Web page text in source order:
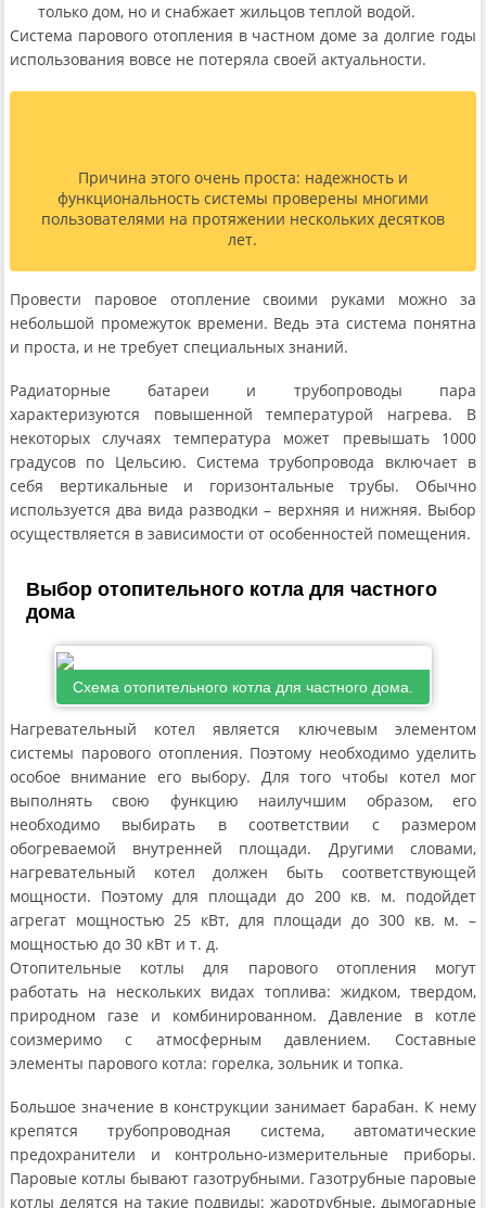
только дом, но и снабжает жильцов теплой водой.
Система парового отопления в частном доме за долгие годы
использования вовсе не потеряла своей актуальности.
Причина этого очень проста: надежность и
функциональность системы проверены многими
пользователями на протяжении нескольких десятков
лет.
Провести паровое отопление своими руками можно за
небольшой промежуток времени. Ведь эта система понятна
и проста, и не требует специальных знаний.
Радиаторные батареи и трубопроводы пара
характеризуются повышенной температурой нагрева. В
некоторых случаях температура может превышать 1000
градусов по Цельсию. Система трубопровода включает в
себя вертикальные и горизонтальные трубы. Обычно
используется два вида разводки – верхняя и нижняя. Выбор
осуществляется в зависимости от особенностей помещения.
Выбор отопительного котла для частного
дома
Схема отопительного котла для частного дома.
Нагревательный котел является ключевым элементом
системы парового отопления. Поэтому необходимо уделить
особое внимание его выбору. Для того чтобы котел мог
выполнять свою функцию наилучшим образом, его
необходимо выбирать в соответствии с размером
обогреваемой внутренней площади. Другими словами,
нагревательный котел должен быть соответствующей
мощности. Поэтому для площади до 200 кв. м. подойдет
агрегат мощностью 25 кВт, для площади до 300 кв. м. –
мощностью до 30 кВт и т. д.
Отопительные котлы для парового отопления могут
работать на нескольких видах топлива: жидком, твердом,
природном газе и комбинированном. Давление в котле
соизмеримо с атмосферным давлением. Составные
элементы парового котла: горелка, зольник и топка.
Большое значение в конструкции занимает барабан. К нему
крепятся трубопроводная система, автоматические
предохранители и контрольно-измерительные приборы.
Паровые котлы бывают газотрубными. Газотрубные паровые
котлы делятся на такие подвиды: жаротрубные, дымогарные